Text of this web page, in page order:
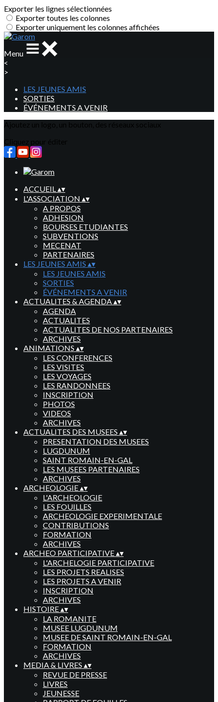
Exporter les lignes sélectionnées
Exporter toutes les colonnes
Exporter uniquement les colonnes affichées
Menu
<
>
LES JEUNES AMIS
SORTIES
ÉVÉNEMENTS A VENIR
ACCUEIL▴▾
L'ASSOCIATION ▴▾
A PROPOS
ADHESION
BOURSES ETUDIANTES
SUBVENTIONS
MECENAT
PARTENAIRES
LES JEUNES AMIS ▴▾
LES JEUNES AMIS
SORTIES
ÉVÉNEMENTS A VENIR
ACTUALITES & AGENDA▴▾
AGENDA
ACTUALITES
ACTUALITES DE NOS PARTENAIRES
ARCHIVES
ANIMATIONS ▴▾
LES CONFERENCES
LES VISITES
LES VOYAGES
LES RANDONNEES
INSCRIPTION
PHOTOS
VIDEOS
ARCHIVES
ACTUALITES DES MUSEES ▴▾
PRESENTATION DES MUSEES
LUGDUNUM
SAINT ROMAIN-EN-GAL
LES MUSEES PARTENAIRES
ARCHIVES
ARCHEOLOGIE▴▾
L'ARCHEOLOGIE
LES FOUILLES
ARCHEOLOGIE EXPERIMENTALE
CONTRIBUTIONS
FORMATION
ARCHIVES
ARCHEO PARTICIPATIVE▴▾
L'ARCHELOGIE PARTICIPATIVE
LES PROJETS REALISES
LES PROJETS A VENIR
INSCRIPTION
ARCHIVES
HISTOIRE▴▾
LA ROMANITE
MUSEE LUGDUNUM
MUSEE DE SAINT ROMAIN-EN-GAL
FORMATION
ARCHIVES
MEDIA & LIVRES ▴▾
REVUE DE PRESSE
LIVRES
JEUNESSE